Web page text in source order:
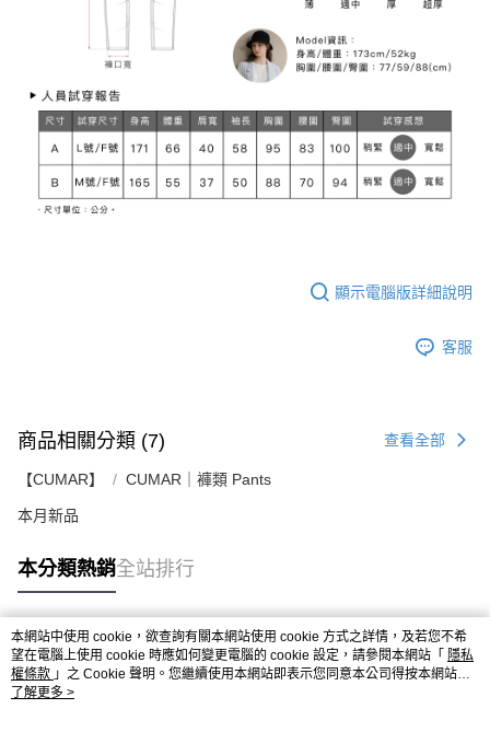
顯示電腦版詳細說明
客服
商品相關分類 (7) 查看全部
【CUMAR】 CUMAR｜褲類 Pants
本月新品
本分類熱銷全站排行
熱門標籤
本網站中使用 cookie，欲查詢有關本網站使用 cookie 方式之詳情，及若您不希
望在電腦上使用 cookie 時應如何變更電腦的 cookie 設定，請參閱本網站「 隱私
權條款 」之 Cookie 聲明。您繼續使用本網站即表示您同意本公司得按本網站使
用條款之 Cookie 聲明使用 cookie。
了解更多 >